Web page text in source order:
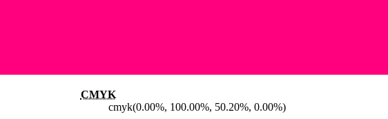
CMYK
cmyk(0.00%, 100.00%, 50.20%, 0.00%)